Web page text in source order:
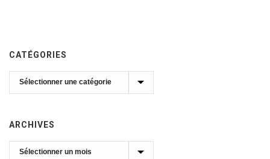
CATÉGORIES
Catégories
ARCHIVES
Archives